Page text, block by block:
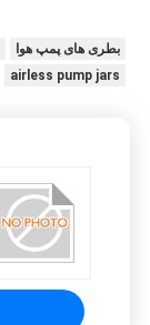
PRIVACY
بطری های پمپ هوا
airless pump jars